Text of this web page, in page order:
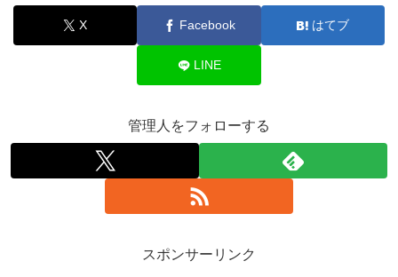
X Facebook はてブ
LINE
管理人をフォローする
スポンサーリンク